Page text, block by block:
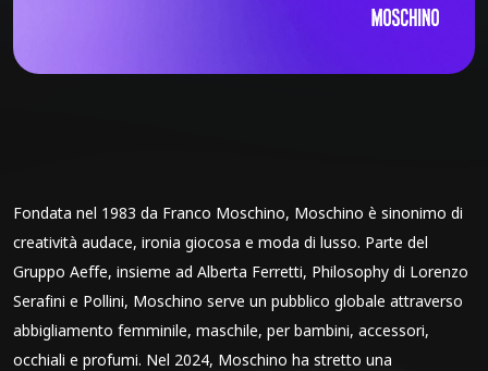
Fondata nel 1983 da Franco Moschino, Moschino è sinonimo di
creatività audace, ironia giocosa e moda di lusso. Parte del
Gruppo Aeffe, insieme ad Alberta Ferretti, Philosophy di Lorenzo
Serafini e Pollini, Moschino serve un pubblico globale attraverso
abbigliamento femminile, maschile, per bambini, accessori,
occhiali e profumi. Nel 2024, Moschino ha stretto una